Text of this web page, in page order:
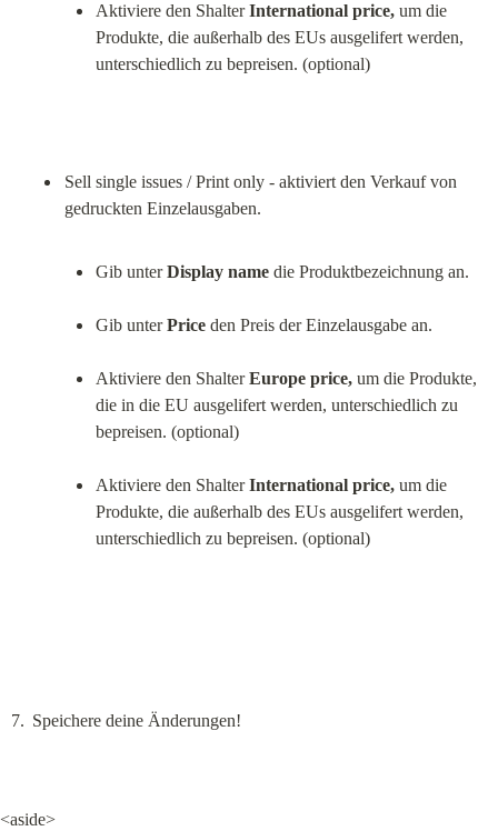
Aktiviere den Shalter International price, um die
Produkte, die außerhalb des EUs ausgelifert werden,
unterschiedlich zu bepreisen. (optional)
Sell single issues / Print only - aktiviert den Verkauf von
Gib unter Display name die Produktbezeichnung an.
Gib unter Price den Preis der Einzelausgabe an.
Aktiviere den Shalter Europe price, um die Produkte,
die in die EU ausgelifert werden, unterschiedlich zu
bepreisen. (optional)
Aktiviere den Shalter International price, um die
Produkte, die außerhalb des EUs ausgelifert werden,
unterschiedlich zu bepreisen. (optional)
Speichere deine Änderungen!
<aside>